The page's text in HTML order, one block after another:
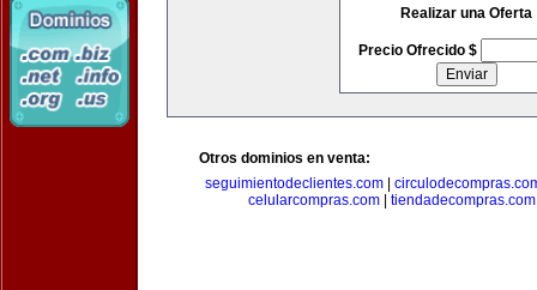
Realizar una Oferta
Precio Ofrecido $
Otros dominios en venta:
seguimientodeclientes.com
celularcompras.com| tiendadecompras.com